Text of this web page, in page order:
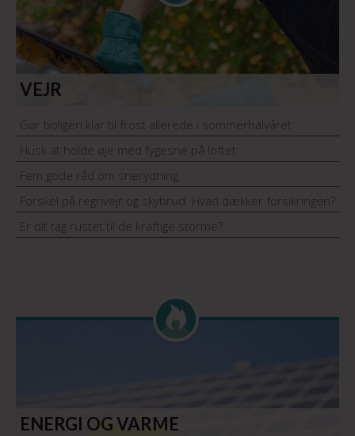
VEJR
Gør boligen klar til frost allerede i sommerhalvåret
Husk at holde øje med fygesne på loftet
Fem gode råd om snerydning
Forskel på regnvejr og skybrud: Hvad dækker forsikringen?
Er dit tag rustet til de kraftige storme?
ENERGI OG VARME